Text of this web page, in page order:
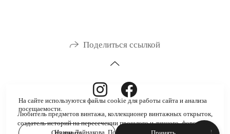
Поделиться ссылкой
Любитель предметов винтажа, коллекционер винтажных открыток,
создатель историй на пересечении прошлого и личного, фотограф.
Ирина Дайнакова. Польша, Вроцлав. 2026
На сайте используются файлы cookie для работы сайта и анализа
посещаемости.